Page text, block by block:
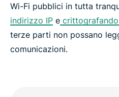
Wi-Fi pubblici in tutta
indirizzo IP e
terze parti non possano
comunicazioni.